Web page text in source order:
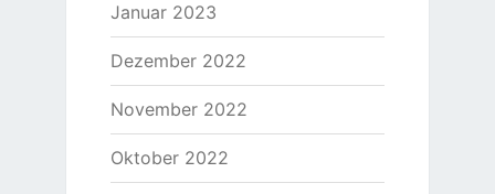
Januar 2023
Dezember 2022
November 2022
Oktober 2022